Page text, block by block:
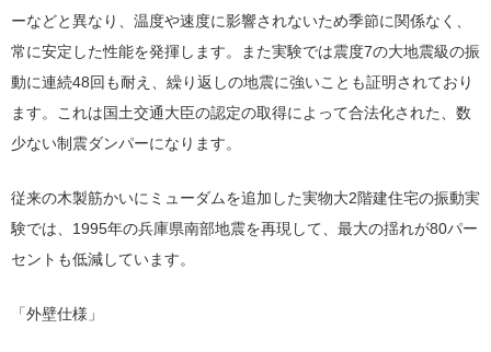
ーなどと異なり、温度や速度に影響されないため季節に関係なく、
常に安定した性能を発揮します。また実験では震度7の大地震級の振
動に連続48回も耐え、繰り返しの地震に強いことも証明されており
ます。これは国土交通大臣の認定の取得によって合法化された、数
少ない制震ダンパーになります。
従来の木製筋かいにミューダムを追加した実物大2階建住宅の振動実
験では、1995年の兵庫県南部地震を再現して、最大の揺れが80パー
セントも低減しています。
「外壁仕様」